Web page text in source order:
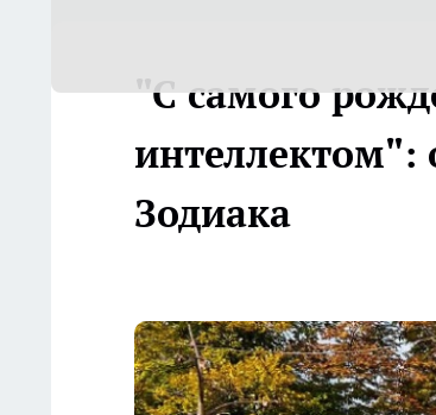
"С самого
интеллектом":
Зодиака